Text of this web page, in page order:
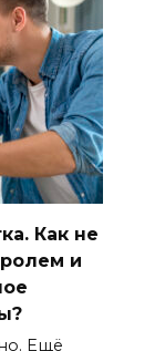
Как не
и
Ещё